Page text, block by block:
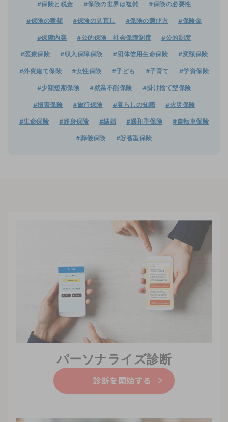
#保険と税金 #保険の世界は複雑 #保険の必要性
#保険の種類 #保険の見直し #保険の選び方 #保険金
#保障内容 #公的保険 社会保障制度 #公的制度
#医療保険 #収入保障保険 #団体信用生命保険 #変額保険
#外貨建て保険 #女性保険 #子ども #子育て #学資保険
#少額短期保険 #就業不能保険 #掛け捨て型保険
#損害保険 #旅行保険 #暮らしの知識 #火災保険
#生命保険 #終身保険 #結婚 #緩和型保険 #自転車保険
#葬儀保険 #貯蓄型保険
パーソナライズ診断
診断を開始する